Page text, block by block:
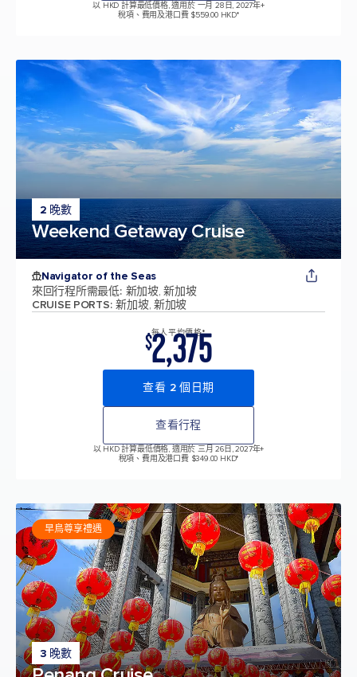
以 HKD 計算最低價格, 適用於 一月 28日, 2027年+
稅項、費用及港口費 $559.00 HKD*
2 晚數
Weekend Getaway Cruise
Navigator of the Seas
來回行程所需最低: 新加坡, 新加坡
CRUISE PORTS: 新加坡, 新加坡
每人平均價格*
$2,375
查看 2 個日期
查看行程
以 HKD 計算最低價格, 適用於 三月 26日, 2027年+
稅項、費用及港口費 $349.00 HKD*
3 晚數
早鳥尊享禮遇